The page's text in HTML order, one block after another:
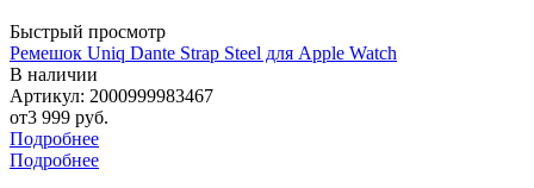
Быстрый просмотр
Ремешок Uniq Dante Strap Steel для Apple Watch
В наличии
Артикул: 2000999983467
от3 999 руб.
Подробнее
Подробнее